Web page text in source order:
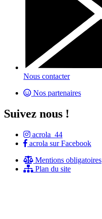
Nous contacter
Nos partenaires
Suivez nous !
acrola_44
acrola sur Facebook
Mentions obligatoires
Plan du site